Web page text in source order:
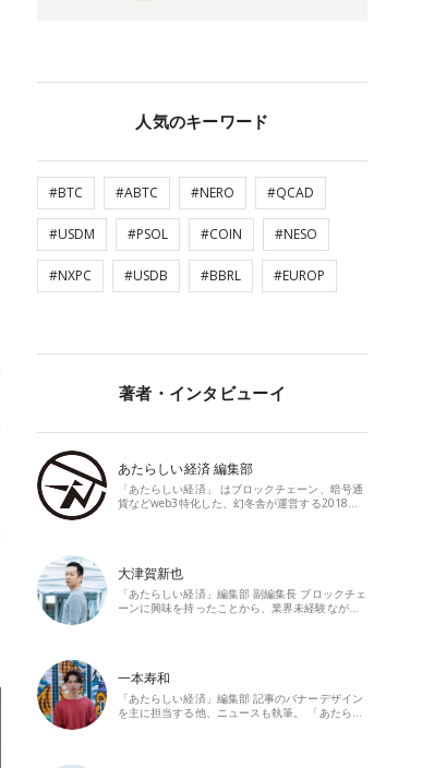
人気のキーワード
#BTC #ABTC #NERO #QCAD
#USDM #PSOL #COIN #NESO
#NXPC #USDB #BBRL #EUROP
著者・インタビューイ
あたらしい経済 編集部
「あたらしい経済」 はブロックチェーン、暗号通
貨などweb3特化した、幻冬舎が運営する2018…
大津賀新也
「あたらしい経済」編集部 副編集長 ブロックチェ
ーンに興味を持ったことから、業界未経験なが…
一本寿和
「あたらしい経済」編集部 記事のバナーデザイン
を主に担当する他、ニュースも執筆。 「あたら…